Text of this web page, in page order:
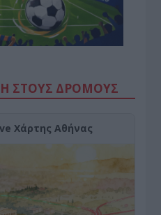
ΣΤΟΥΣ ΔΡΌΜΟΥΣ
Χάρτης Αθήνας